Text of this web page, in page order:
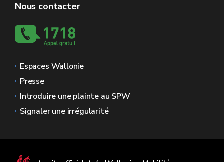
Nous contacter
Espaces Wallonie
Presse
Introduire une plainte au SPW
Signaler une irrégularité